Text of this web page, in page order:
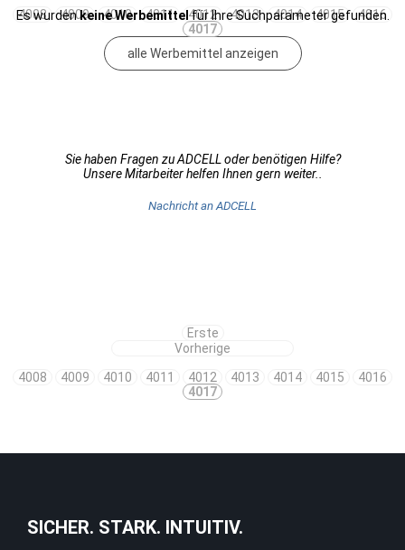
4008
4009 4010 4011 4012 4013 4014 4015
4016
4017
Es wurdenkeine Werbemittel für Ihre Suchparameter gefunden.
alle Werbemittel anzeigen
Sie haben Fragen zu ADCELL oder benötigen Hilfe?
Unsere Mitarbeiter helfen Ihnen gern weiter..
Nachricht an ADCELL
Erste
Vorherige
4008
4009 4010 4011 4012 4013 4014 4015
4016
4017
SICHER. STARK. INTUITIV.